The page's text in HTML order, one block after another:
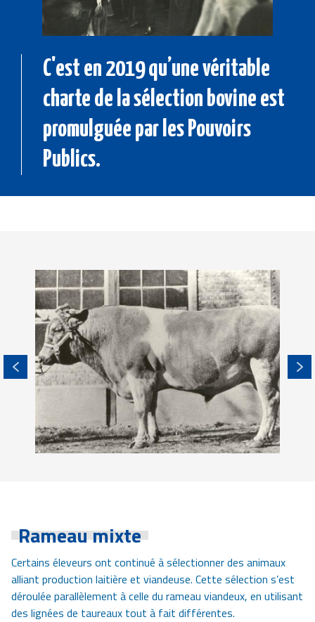
C'est en 2019 qu’une véritable
charte de la sélection bovine est
promulguée par les Pouvoirs
Publics.
Image
Rameau mixte
Certains éleveurs ont continué à sélectionner des animaux
alliant production laitière et viandeuse. Cette sélection s’est
déroulée parallèlement à celle du rameau viandeux, en utilisant
des lignées de taureaux tout à fait différentes.